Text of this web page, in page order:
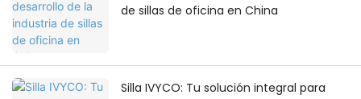
de sillas de oficina en China
Silla IVYCO: Tu solución integral para